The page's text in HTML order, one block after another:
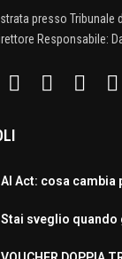
presso Tribunale
Responsabile:
AI Act: cosa cambia
Stai sveglio